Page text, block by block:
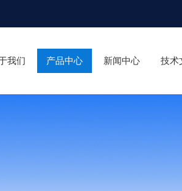
我们 产品中心 新闻中心 技术